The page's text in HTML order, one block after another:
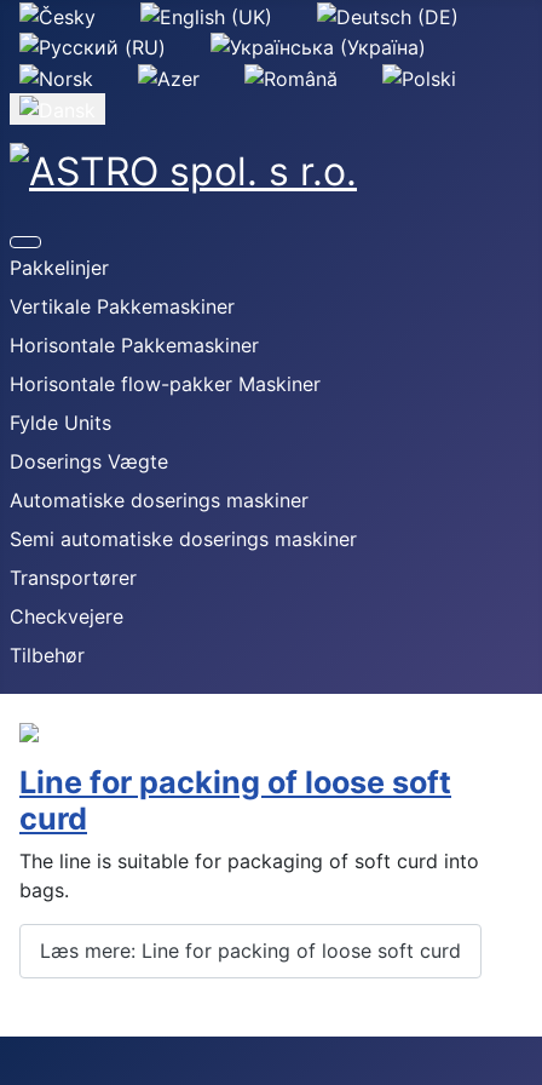
Vælg dit sprog
Pakkelinjer
Vertikale Pakkemaskiner
Horisontale Pakkemaskiner
Horisontale flow-pakker Maskiner
Fylde Units
Doserings Vægte
Automatiske doserings maskiner
Semi automatiske doserings maskiner
Transportører
Checkvejere
Tilbehør
Line for packing of loose soft
curd
The line is suitable for packaging of soft curd into
bags.
Læs mere: Line for packing of loose soft curd